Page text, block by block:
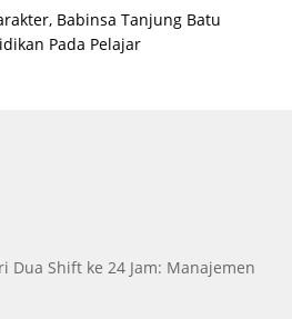
Babinsa Tanjung Batu
Pada Pelajar
Dua Shift ke 24 Jam: Manajemen